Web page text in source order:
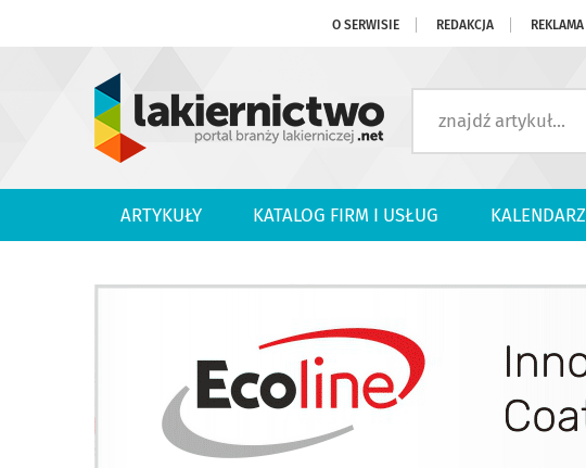
O SERWISIE REDAKCJA REKLAMA
ARTYKUŁY KATALOG FIRM I USŁUG KALENDARZ